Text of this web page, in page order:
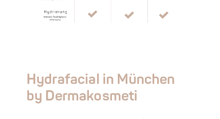
Hydrafacial in München
by Dermakosmeti